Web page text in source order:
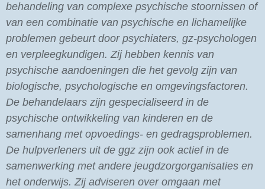
behandeling van complexe psychische stoornissen of
van een combinatie van psychische en lichamelijke
problemen gebeurt door psychiaters, gz-psychologen
en verpleegkundigen. Zij hebben kennis van
psychische aandoeningen die het gevolg zijn van
biologische, psychologische en omgevingsfactoren.
De behandelaars zijn gespecialiseerd in de
psychische ontwikkeling van kinderen en de
samenhang met opvoedings- en gedragsproblemen.
De hulpverleners uit de ggz zijn ook actief in de
samenwerking met andere jeugdzorgorganisaties en
het onderwijs. Zij adviseren over omgaan met